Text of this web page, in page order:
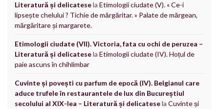
Literatură și delicatesela Etimologii ciudate (V). « Ce-i
lipsește chelului ? Tichie de mărgăritar. » Palate de mărgean,
mărgăritare și margarete.
Etimologii ciudate (VII). Victoria, fata cu ochi de peruzea –
Literatură și delicatesela Etimologii ciudate (IV). Hoțul de
paie ascuns în chihlimbar
Cuvinte și povești cu parfum de epocă (IV). Belgianul care
aduce trufele în restaurantele de lux din Bucureștiul
secolului al XIX-lea – Literatură și delicatesela Cuvinte și